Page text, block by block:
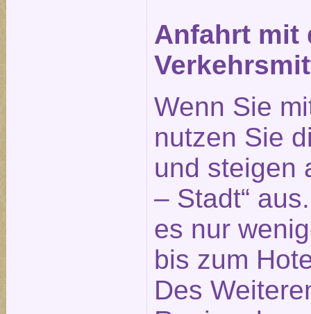
Anfahrt mit
Wenn Sie
nutzen Sie
und steigen
– Stadt“
es nur
bis zum
Des